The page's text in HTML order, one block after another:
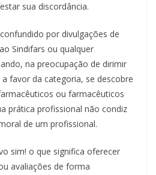
sua discordância.
por divulgações de
Sindifars ou qualquer
na preocupação de dirimir
favor da categoria, se descobre
ou farmacêuticos
prática profissional não condiz
de um profissional.
sim! o que significa oferecer
avaliações de forma